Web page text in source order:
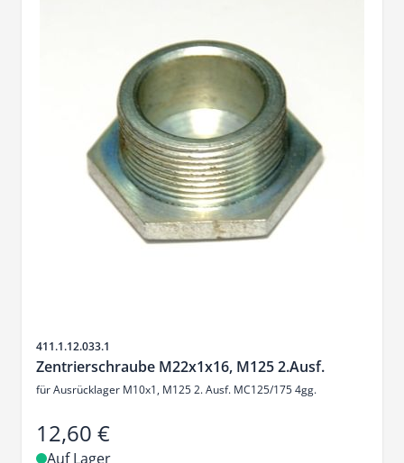
Artikelnr.
411.1.12.033.1
Zentrierschraube M22x1x16, M125 2.Ausf.
für Ausrücklager M10x1, M125 2. Ausf. MC125/175 4gg.
12,60 €
Auf Lager